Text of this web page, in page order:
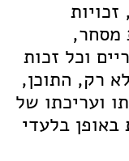
מסחר,
וכל זכות
רק, התוכן,
ועריכתו של
בלעדי